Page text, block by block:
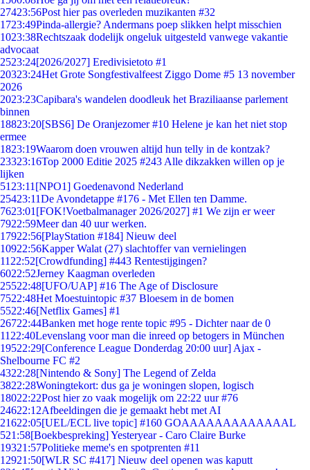
27423:56Post hier pas overleden muzikanten #32
1723:49Pinda-allergie? Andermans poep slikken helpt misschien
1023:38Rechtszaak dodelijk ongeluk uitgesteld vanwege vakantie
advocaat
2523:24[2026/2027] Eredivisietoto #1
20323:24Het Grote Songfestivalfeest Ziggo Dome #5 13 november
2026
2023:23Capibara's wandelen doodleuk het Braziliaanse parlement
binnen
18823:20[SBS6] De Oranjezomer #10 Helene je kan het niet stop
ermee
1823:19Waarom doen vrouwen altijd hun telly in de kontzak?
23323:16Top 2000 Editie 2025 #243 Alle dikzakken willen op je
lijken
51 23:11 [NPO1] Goedenavond Nederland
25423:11De Avondetappe #176 - Met Ellen ten Damme.
7623:01 [FOK!Voetbalmanager 2026/2027] #1 We zijn er weer
7922:59Meer dan 40 uur werken.
17922:56[PlayStation #184] Nieuw deel
10922:56Kapper Walat (27) slachtoffer van vernielingen
11 22:52[Crowdfunding] #443 Rentestijgingen?
6022:52Jerney Kaagman overleden
25522:48[UFO/UAP] #16 The Age of Disclosure
7522:48Het Moestuintopic #37 Bloesem in de bomen
5522:46[Netflix Games] #1
26722:44Banken met hoge rente topic #95 - Dichter naar de 0
11 22:40Levenslang voor man die inreed op betogers in München
19522:29[Conference League Donderdag 20:00 uur] Ajax -
Shelbourne FC #2
4322:28[Nintendo & Sony] The Legend of Zelda
3822:28Woningtekort: dus ga je woningen slopen, logisch
18022:22Post hier zo vaak mogelijk om 22:22 uur #76
24622:12Afbeeldingen die je gemaakt hebt met AI
21622:05[UEL/ECL live topic] #160 GOAAAAAAAAAAAAAL
521:58[Boekbespreking] Yesteryear - Caro Claire Burke
19321:57Politieke meme's en spotprenten #11
12921:50[WLR SC #417] Nieuw deel openen was kaputt